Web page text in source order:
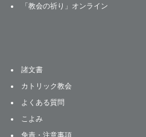
「教会の祈り」オンライン
諸文書
カトリック教会
よくある質問
こよみ
免責・注意事項